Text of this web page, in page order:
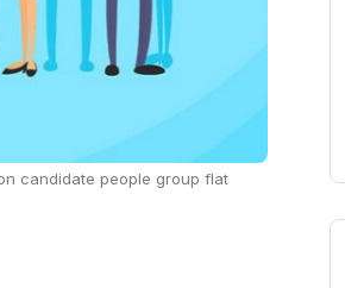
candidate people group flat